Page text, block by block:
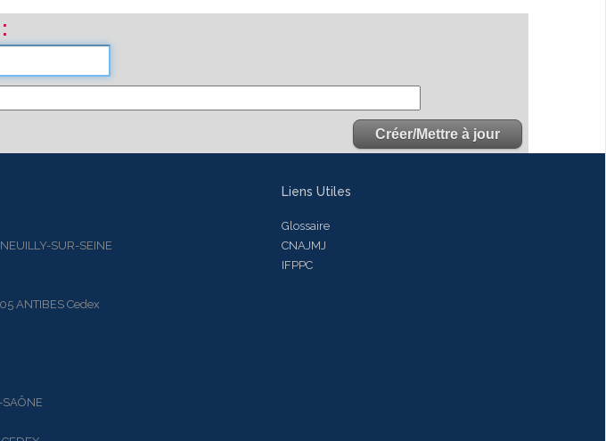
SUR-SEINE
ANTIBES Cedex
Liens Utiles
Glossaire
CNAJMJ
IFPPC